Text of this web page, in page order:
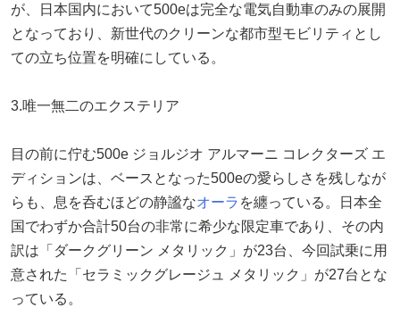
が、日本国内において500eは完全な電気自動車のみの展開
となっており、新世代のクリーンな都市型モビリティとし
ての立ち位置を明確にしている。
3.唯一無二のエクステリア
目の前に佇む500e ジョルジオ アルマーニ コレクターズ エ
ディションは、ベースとなった500eの愛らしさを残しなが
らも、息を呑むほどの静謐なオーラ を纏っている。日本全
国でわずか合計50台の非常に希少な限定車であり、その内
訳は「ダークグリーン メタリック」が23台、今回試乗に用
意された「セラミックグレージュ メタリック」が27台とな
っている。